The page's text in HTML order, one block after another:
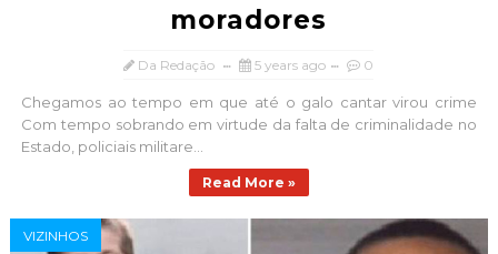
moradores
Da Redação 5 years ago 0
Chegamos ao tempo em que até o galo cantar virou crime
Com tempo sobrando em virtude da falta de criminalidade no
Estado, policiais militare...
Read More »
VIZINHOS